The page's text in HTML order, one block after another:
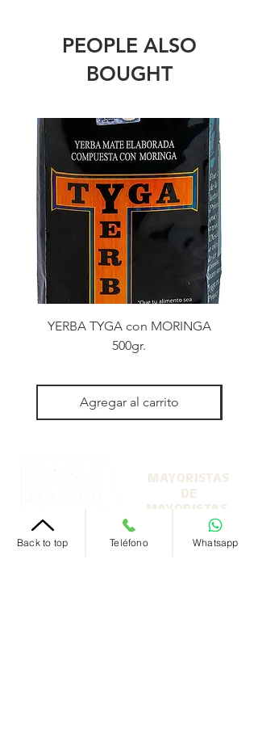
PEOPLE ALSO
BOUGHT
YERBA TYGA con MORINGA
500gr.
Agregar al carrito
MAYORISTAS
DE
MAYORISTAS
Back to top Teléfono Whatsapp